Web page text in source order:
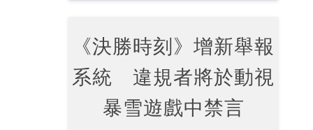
《決勝時刻》增新舉報
系統 違規者將於動視
暴雪遊戲中禁言